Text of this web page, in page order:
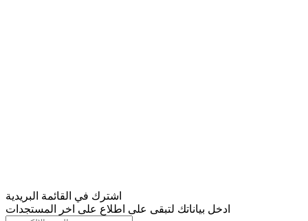
اشترك في القائمة البريدية
ادخل بياناتك لتبقى على اطلاع على اخر المستجدات